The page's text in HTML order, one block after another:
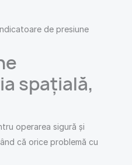
de presiune
spațială,
operarea sigură și
că orice problemă cu